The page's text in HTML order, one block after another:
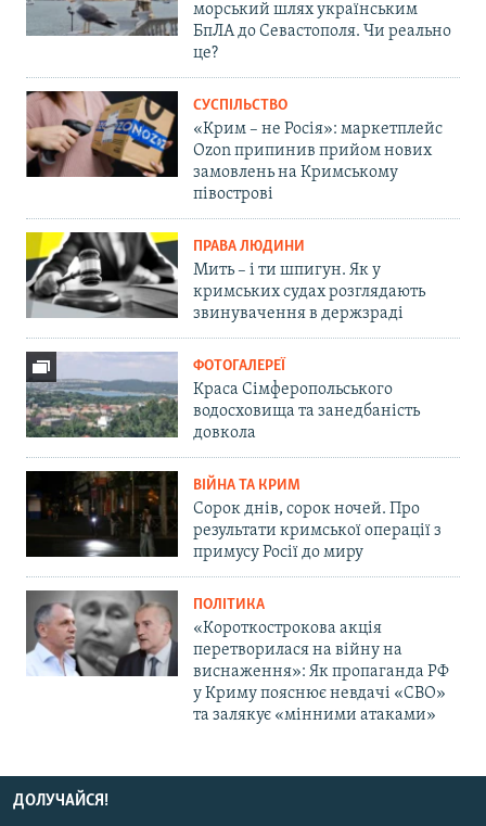
морський шлях українським
БпЛА до Севастополя. Чи реально
це?
СУСПІЛЬСТВО
«Крим – не Росія»: маркетплейс
Ozon припинив прийом нових
замовлень на Кримському
півострові
ПРАВА ЛЮДИНИ
Мить – і ти шпигун. Як у
кримських судах розглядають
звинувачення в держзраді
ФОТОГАЛЕРЕЇ
Краса Сімферопольського
водосховища та занедбаність
довкола
ВІЙНА ТА КРИМ
Сорок днів, сорок ночей. Про
результати кримської операції з
примусу Росії до миру
ПОЛІТИКА
«Короткострокова акція
перетворилася на війну на
виснаження»: Як пропаганда РФ
у Криму пояснює невдачі «СВО»
та залякує «мінними атаками»
ДОЛУЧАЙСЯ!